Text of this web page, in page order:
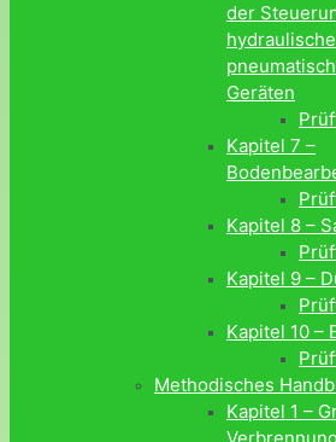
der
Geräten
Kapitel 7 –
Kapitel 8 –
Kapitel 9 –
Kapitel 10 –
Methodisches
Kapitel 1 –